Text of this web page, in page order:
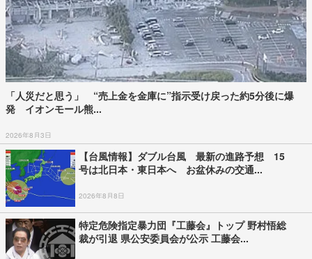
「人災だと思う」 “売上金を金庫に”指示受け戻った約5分後に爆
発 イオンモール熊...
2026年8月3日
【台風情報】ダブル台風 最新の進路予想 15
号は北日本・東日本へ お盆休みの交通...
2026年8月8日
特定危険指定暴力団『工藤会』トップ 野村悟総
裁が引退 県公安委員会が公示 工藤会...